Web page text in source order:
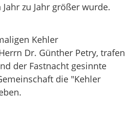
zu Jahr größer wurde.
Kehler
Dr. Günther Petry, trafen
der Fastnacht gesinnte
die "Kehler